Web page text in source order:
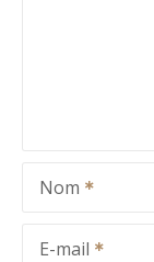
Nom
E-mail